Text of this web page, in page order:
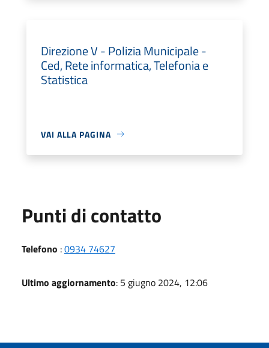
Direzione V - Polizia Municipale -
Ced, Rete informatica, Telefonia e
Statistica
VAI ALLA PAGINA
Punti di contatto
Telefono :0934 74627
Ultimo aggiornamento: 5 giugno 2024, 12:06